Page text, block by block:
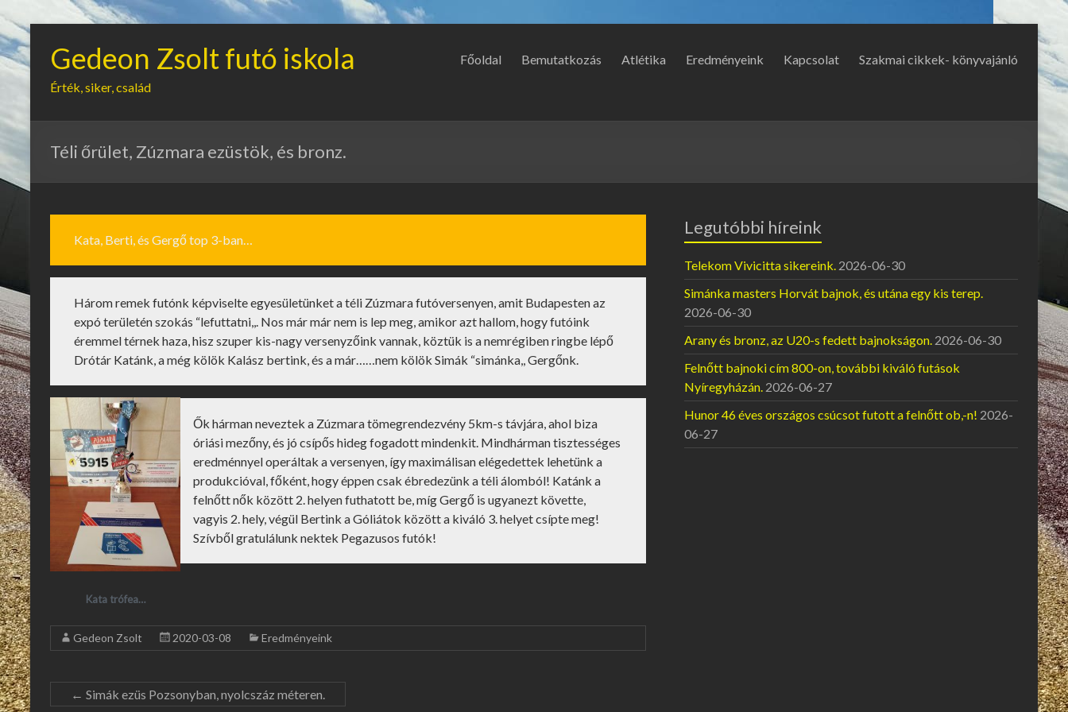
Gedeon Zsolt futó iskola
Érték, siker, család
Főoldal Bemutatkozás Atlétika Eredményeink Kapcsolat Szakmai cikkek- könyvajánló
Téli őrület, Zúzmara ezüstök, és bronz.
Kata, Berti, és Gergő top 3-ban…
Három remek futónk képviselte egyesületünket a téli Zúzmara futóversenyen, amit Budapesten az
expó területén szokás “lefuttatni,,. Nos már már nem is lep meg, amikor azt hallom, hogy futóink
éremmel térnek haza, hisz szuper kis-nagy versenyzőink vannak, köztük is a nemrégiben ringbe lépő
Drótár Katánk, a még kölök Kalász bertink, és a már……nem kölök Simák “simánka,, Gergőnk.
Kata trófea…
Ők hárman neveztek a Zúzmara tömegrendezvény 5km-s távjára, ahol biza
óriási mezőny, és jó csípős hideg fogadott mindenkit. Mindhárman tisztességes
eredménnyel operáltak a versenyen, így maximálisan elégedettek lehetünk a
produkcióval, főként, hogy éppen csak ébredezünk a téli álomból! Katánk a
felnőtt nők között 2. helyen futhatott be, míg Gergő is ugyanezt követte,
vagyis 2. hely, végül Bertink a Góliátok között a kiváló 3. helyet csípte meg!
Szívből gratulálunk nektek Pegazusos futók!
Gedeon Zsolt 2020-03-08 Eredményeink
← Simák ezüs Pozsonyban, nyolcszáz méteren.
Legutóbbi híreink
Telekom Vivicitta sikereink. 2026-06-30
Simánka masters Horvát bajnok, és utána egy kis terep.
2026-06-30
Arany és bronz, az U20-s fedett bajnokságon. 2026-06-30
Felnőtt bajnoki cím 800-on, további kiváló futások
Nyíregyházán. 2026-06-27
Hunor 46 éves országos csúcsot futott a felnőtt ob,-n! 2026-
06-27